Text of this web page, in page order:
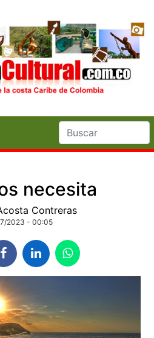
necesita
Contreras
2023 - 00:05